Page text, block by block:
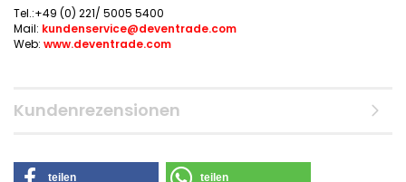
Tel.:+49 (0) 221/ 5005 5400
Mail: kundenservice@deventrade.com
Web: www.deventrade.com
Kundenrezensionen
teilen teilen